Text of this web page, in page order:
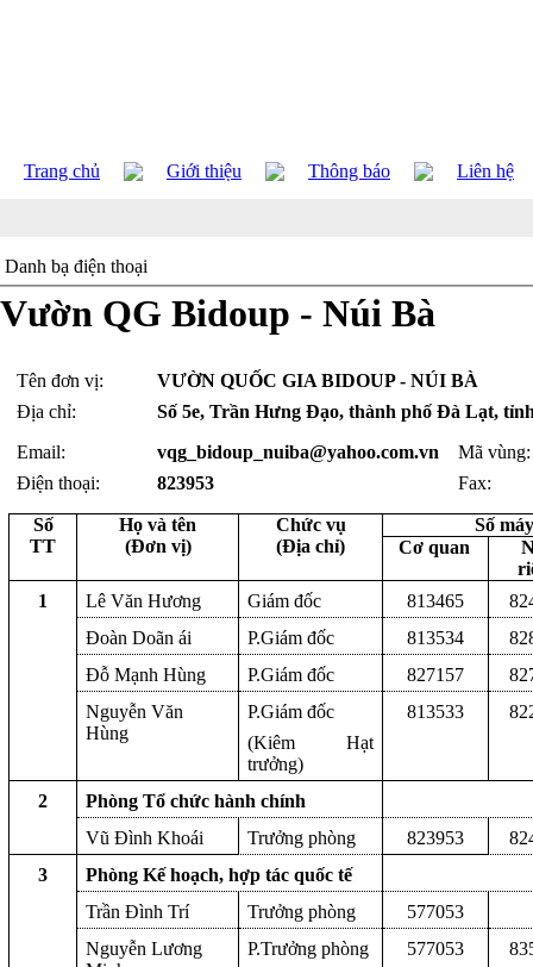
Trang chủ Giới thiệu Thông báo Liên hệ
Danh bạ điện thoại
Vườn QG Bidoup - Núi Bà
Tên đơn vị:
VƯỜN QUỐC GIA BIDOUP - NÚI BÀ
Địa chỉ:
Số 5e, Trần Hưng Đạo, thành phố Đà Lạt,
Email:
vqg_bidoup_nuiba@yahoo.com.vn Mã vùng:
Điện thoại:
823953 Fax:
Số Họ và tên Chức vụ
Số
TT
(Đơn vị) (Địa chỉ) Cơ quan
1
Lê Văn Hương Giám đốc 813465
Đoàn Doãn ái
P.Giám đốc 813534
Đỗ Mạnh Hùng
P.Giám đốc 827157
Nguyễn Văn
Hùng
P.Giám đốc
(Kiêm Hạt
trưởng)
813533
2
Phòng Tổ chức hành chính
Vũ Đình Khoái
Trưởng phòng 823953
3
Phòng Kế hoạch, hợp tác quốc tế
Trần Đình Trí
Trưởng phòng
577053
Nguyễn Lương
P.Trưởng phòng 577053